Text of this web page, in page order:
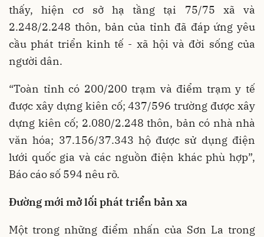
thấy, hiện cơ sở hạ tầng tại 75/75 xã và
2.248/2.248 thôn, bản của tỉnh đã đáp ứng yêu
cầu phát triển kinh tế - xã hội và đời sống của
người dân.
“Toàn tỉnh có 200/200 trạm và điểm trạm y tế
được xây dựng kiên cố; 437/596 trường được xây
dựng kiên cố; 2.080/2.248 thôn, bản có nhà nhà
văn hóa; 37.156/37.343 hộ được sử dụng điện
lưới quốc gia và các nguồn điện khác phù hợp”,
Báo cáo số 594 nêu rõ.
Đường mới mở lối phát triển bản xa
Một trong những điểm nhấn của Sơn La trong